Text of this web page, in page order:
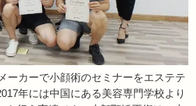
ーカーで小顔術のセミナーをエステテ
年には中国にある美容専門学校より